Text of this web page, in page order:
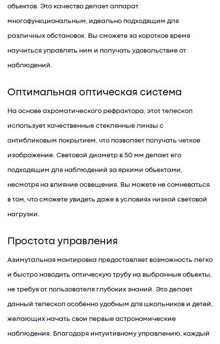
объектов. Это качество делает аппарат
многофункциональным, идеально подходящим для
различных обстановок. Вы сможете за короткое время
научиться управлять ним и получать удовольствие от
наблюдений.
Оптимальная оптическая система
На основе ахроматического рефрактора, этот телескоп
использует качественные стеклянные линзы с
антибликовым покрытием, что позволяет получать четкое
изображение. Световой диаметр в 50 мм делает его
подходящим для наблюдений за яркими объектами,
несмотря на влияние освещения. Вы можете не сомневаться
в том, что сможете увидеть даже в условиях низкой световой
нагрузки.
Простота управления
Азимутальная монтировка предоставляет возможность легко
и быстро наводить оптическую трубу на выбранные объекты,
не требуя от пользователя глубоких знаний. Это делает
данный телескоп особенно удобным для школьников и детей,
желающих начать свои первые астрономические
наблюдения. Благодаря интуитивному управлению, каждый